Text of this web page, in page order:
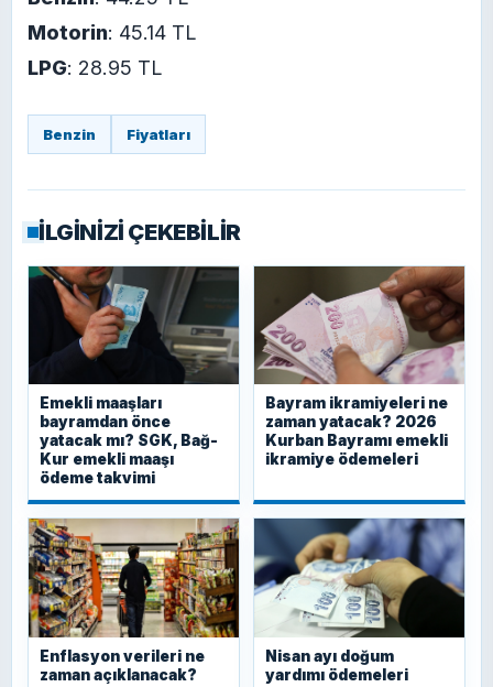
Motorin: 45.14 TL
LPG: 28.95 TL
Benzin Fiyatları
İLGİNİZİ ÇEKEBİLİR
Emekli maaşları
bayramdan önce
yatacak mı? SGK, Bağ-
Kur emekli maaşı
ödeme takvimi
Bayram ikramiyeleri ne
zaman yatacak? 2026
Kurban Bayramı emekli
ikramiye ödemeleri
Enflasyon verileri ne
zaman açıklanacak?
Nisan ayı doğum
yardımı ödemeleri